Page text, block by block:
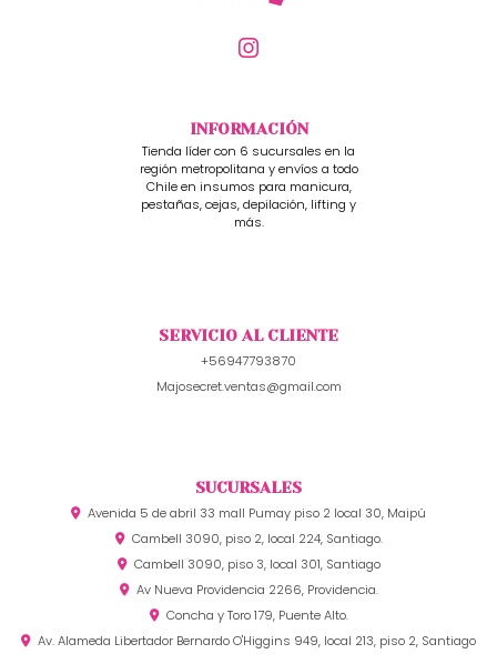
INFORMACIÓN
Tienda líder con 6 sucursales en la
región metropolitana y envíos a todo
Chile en insumos para manicura,
pestañas, cejas, depilación, lifting y
más.
SERVICIO AL CLIENTE
+56947793870
Majosecret.ventas@gmail.com
SUCURSALES
Avenida 5 de abril 33 mall Pumay piso 2 local 30, Maipú
Cambell 3090, piso 2, local 224, Santiago.
Cambell 3090, piso 3, local 301, Santiago
Av Nueva Providencia 2266, Providencia.
Concha y Toro 179, Puente Alto.
Av. Alameda Libertador Bernardo O'Higgins 949, local 213, piso 2, Santiago